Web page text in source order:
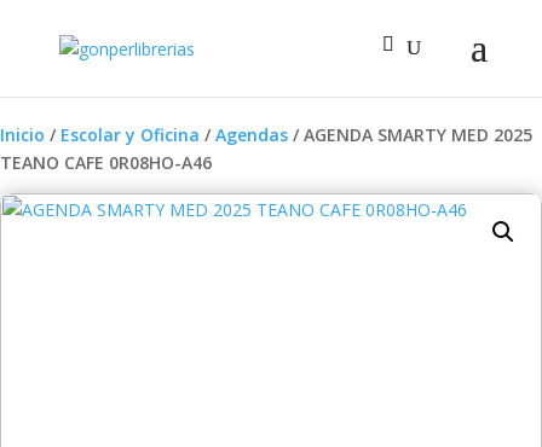
Inicio / Escolar y Oficina /Agendas / AGENDA SMARTY MED 2025
TEANO CAFE 0R08HO-A46